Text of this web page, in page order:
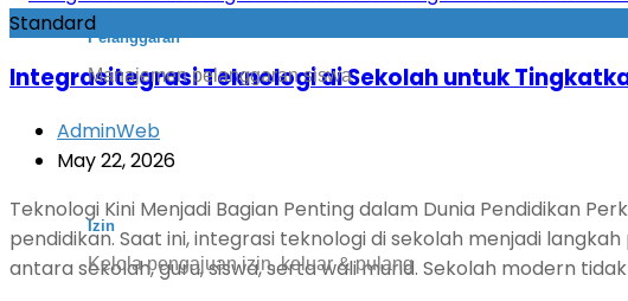
Pelanggaran
Manajemen pelanggaran siswa
Izin
Kelola pengajuan izin, keluar & pulang
Standard
Integrasitegrasi Teknologi di Sekolah untuk
AdminWeb
May 22, 2026
Teknologi Kini Menjadi Bagian Penting dalam Dunia Pendidikan
pendidikan. Saat ini, integrasi teknologi di sekolah menjadi
antara sekolah, guru, siswa, serta wali murid. Sekolah modern